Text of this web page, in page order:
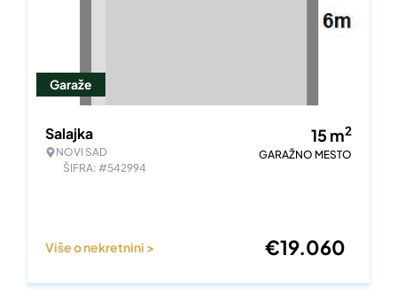
Garaže
Salajka
NOVI SAD
ŠIFRA: #542994
15m2
GARAŽNO MESTO
Više o nekretnini > €19.060